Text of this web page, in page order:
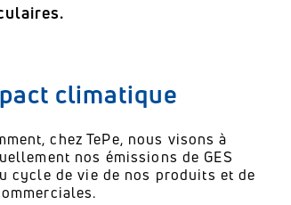
climatique
chez TePe, nous visons à
nos émissions de GES
cycle de vie de nos produits et de